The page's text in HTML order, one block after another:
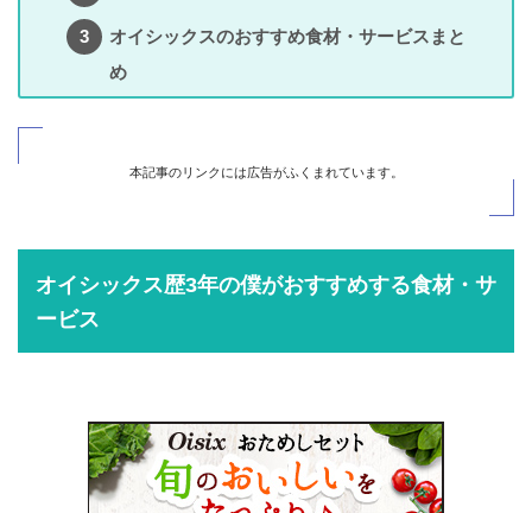
オイシックスのおすすめ食材・サービスまと
め
本記事のリンクには広告がふくまれています。
オイシックス歴3年の僕がおすすめする食材・サ
ービス